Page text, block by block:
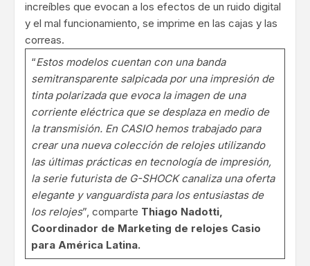
increíbles que evocan a los efectos de un ruido digital
y el mal funcionamiento, se imprime en las cajas y las
correas.
“Estos modelos cuentan con una banda
semitransparente salpicada por una impresión de
tinta polarizada que evoca la imagen de una
corriente eléctrica que se desplaza en medio de
la transmisión. En CASIO hemos trabajado para
crear una nueva colección de relojes utilizando
las últimas prácticas en tecnología de impresión,
la serie futurista de G-SHOCK canaliza una oferta
elegante y vanguardista para los entusiastas de
los relojes”, comparte Thiago Nadotti,
Coordinador de Marketing de relojes Casio
para América Latina.